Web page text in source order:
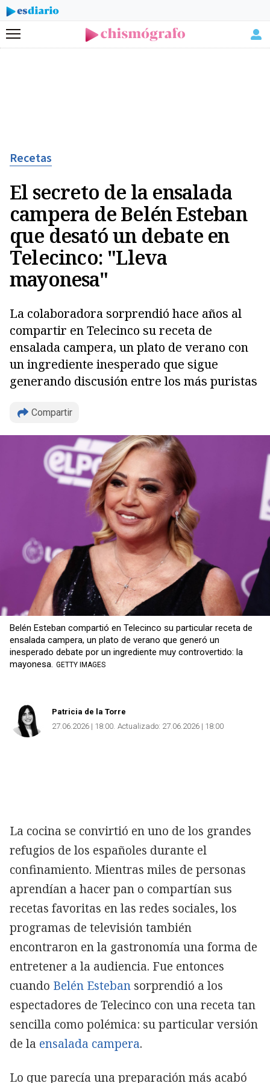
Menú
Recetas
El secreto de la ensalada
campera de Belén Esteban
que desató un debate en
Telecinco: "Lleva
mayonesa"
La colaboradora sorprendió hace años al
compartir en Telecinco su receta de
ensalada campera, un plato de verano con
un ingrediente inesperado que sigue
generando discusión entre los más puristas
Compartir
Copiar
Belén Esteban compartió en Telecinco su particular receta de
ensalada campera, un plato de verano que generó un
inesperado debate por un ingrediente muy controvertido: la
mayonesa. GETTY IMAGES
Patricia de la Torre
27.06.2026 | 18:00 Actualizado: 27.06.2026 | 18:00
La cocina se convirtió en uno de los grandes
refugios de los españoles durante el
confinamiento. Mientras miles de personas
aprendían a hacer pan o compartían sus
recetas favoritas en las redes sociales, los
programas de televisión también
encontraron en la gastronomía una forma de
entretener a la audiencia. Fue entonces
cuando Belén Esteban sorprendió a los
espectadores de Telecinco con una receta tan
sencilla como polémica: su particular versión
de la ensalada campera.
Lo que parecía una preparación más acabó